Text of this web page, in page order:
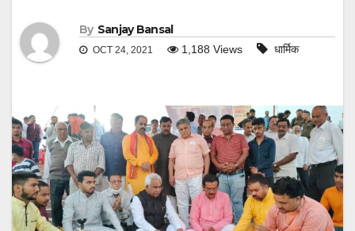
By Sanjay Bansal
OCT 24, 2021 1,188 Views धार्मिक
n
i